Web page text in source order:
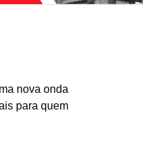
nova onda
para quem